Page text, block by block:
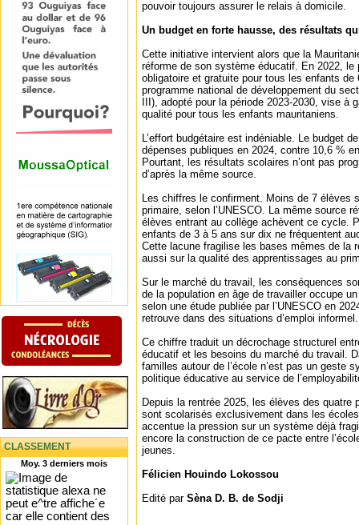
CLASSEMENT
Moy. 3 derniers mois
pouvoir toujours assurer le relais à domicile.
Un budget en forte hausse, des résultats
Cette initiative intervient alors que la
réforme de son système éducatif. En 2022, le
obligatoire et gratuite pour tous les enfants
programme national de développement du
III), adopté pour la période 2023‑2030, vise à
qualité pour tous les enfants mauritaniens.
L’effort budgétaire est indéniable. Le budget
dépenses publiques en 2024, contre 10,6 %
Pourtant, les résultats scolaires n’ont pas
d’après la même source.
Les chiffres le confirment. Moins de 7 élèves
primaire, selon l’UNESCO. La même source
élèves entrant au collège achèvent ce cycle.
enfants de 3 à 5 ans sur dix ne fréquentent
Cette lacune fragilise les bases mêmes de la
aussi sur la qualité des apprentissages au
Sur le marché du travail, les conséquences
de la population en âge de travailler occupe
selon une étude publiée par l’UNESCO en
retrouve dans des situations d’emploi informel.
Ce chiffre traduit un décrochage structurel
éducatif et les besoins du marché du travail.
familles autour de l’école n’est pas un geste
politique éducative au service de
Depuis la rentrée 2025, les élèves des quatre
sont scolarisés exclusivement dans les
accentue la pression sur un système déjà
encore la construction de ce pacte entre
jeunes.
Félicien Houindo Lokossou
Edité par Sèna D. B. de Sodji